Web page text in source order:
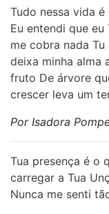
Tudo nessa vida é
Eu entendi que
me cobra nada
deixa minha alma
fruto De árvore
crescer leva um
Por Isadora
Tua presença é o
carregar a Tua
Nunca me senti